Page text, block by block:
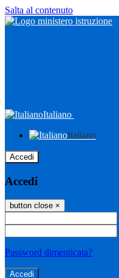
Salta al contenuto
Italiano
Italiano
Accedi
Accedi
button close ×
Password dimenticata?